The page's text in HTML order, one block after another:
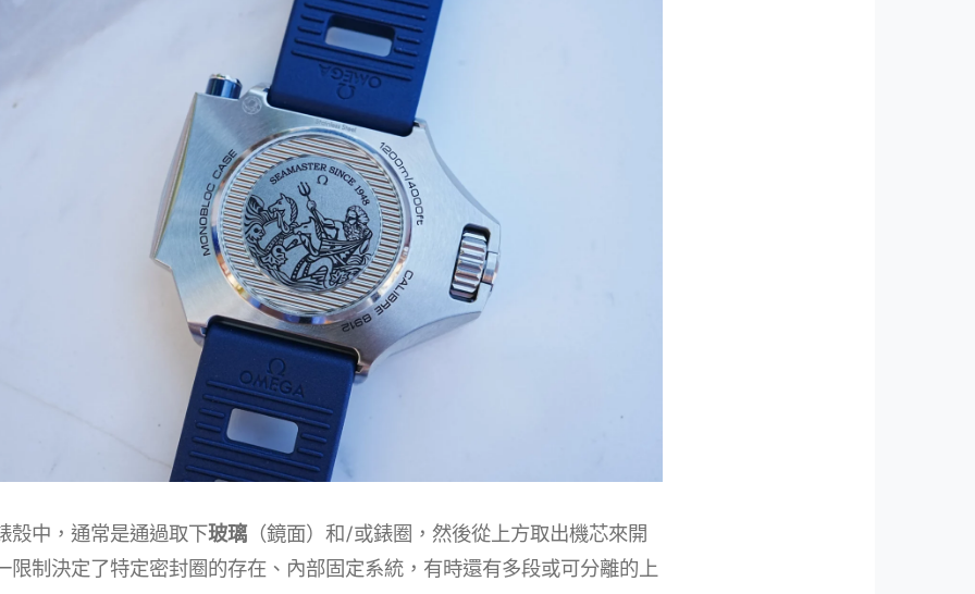
殼中，通常是通過取下玻璃（鏡面）和/或錶圈，然後從上方取出機芯來開
限制決定了特定密封圈的存在、內部固定系統，有時還有多段或可分離的上